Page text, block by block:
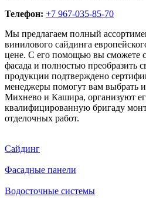
Телефон: +7 967-035-85-70
Мы предлагаем полный
винилового сайдинга
цене. С его помощью вы сможете
фасада и полностью преобразить
продукции подтверждено
менеджеры помогут вам выбрать
Михнево и Кашира, организуют
квалифицированную бригаду
отделочных работ.
Сайдинг
Фасадные панели
Водосточные системы